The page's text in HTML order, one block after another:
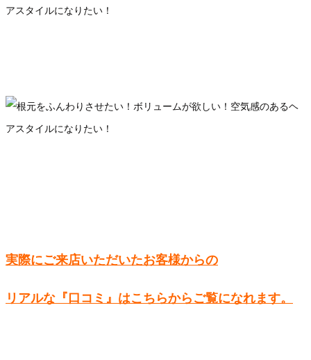
実際にご来店いただいたお客様からの
リアルな『口コミ』はこちらからご覧になれます。